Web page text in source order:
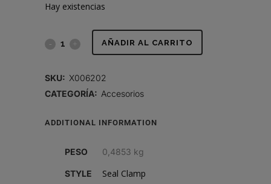
Hay existencias
ABRAZADERA AÑADIR AL CARRITO
SKU: X006202
CATEGORÍA: Accesorios
ADDITIONAL INFORMATION
PESO 0,4853 kg
STYLE Seal Clamp